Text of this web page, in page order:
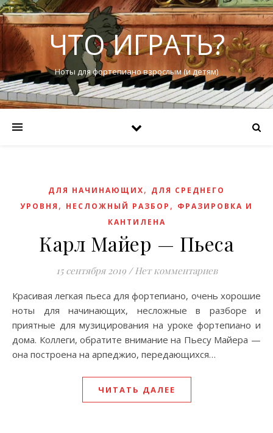
ЧТО ИГРАТЬ?
Ноты для фортепиано взрослым (и детям)
ДЛЯ НАЧИНАЮЩИХ, ДЛЯ СРЕДНЕГО
УРОВНЯ , НЕСЛОЖНЫЙ РАЗБОР , ФРАЗИРОВКА И
КАНТИЛЕНА
Карл Майер — Пьеса
15 сентября 2019 / Нет комментариев
Красивая легкая пьеса для фортепиано, очень хорошие
ноты для начинающих, несложные в разборе и
приятные для музицирования на уроке фортепиано и
дома. Коллеги, обратите внимание на Пьесу Майера —
она построена на арпеджио, передающихся…
ЧИТАТЬ ДАЛЕЕ